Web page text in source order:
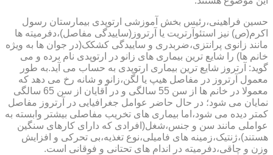
حسین فراهینی،رئیس بخش آموزشی ارتوپدی بیمارستان رسول
اکرم(ص) نیز استئوآرتریت یا آرتروز(ساییدگی مفاصل)،دفرمیته ها
مانند زانوی پرانتزی،ضربدری و ساییدگی کشکک(در جوان ها به ویژه
خانم ها) را شایع ترین بیماری های زانو در ارتوپدی نام برده و می
گوید: آرتروز شایع ترین بیماری ارتوپدی به حساب می آید.به طور
معمول آرتروز در مفاصل هیپ یا لگن،زانو و شانه رخ می دهد که
معمولا در خانم ها از سن 55 سالگی و در آقایان از سن 65 سالگی
نمایان می شود؛ در حال حاضر عوامل جغرافیایی در آرتروز مفاصل
کمتر دیده می شود،اما بیماری های تخریب مفاصلی بیشتر وابسته به
عواملی مانند سن و جنس،شغل(افرادی که دارای کارهای سنگین
هستند)،ژنتیک،زمینه های فامیلی،نوع تغذیه،بی تحرکی و افزایش
وزن و چاقی،دفرمیته در اندام های تحتانی و فوقانی است.